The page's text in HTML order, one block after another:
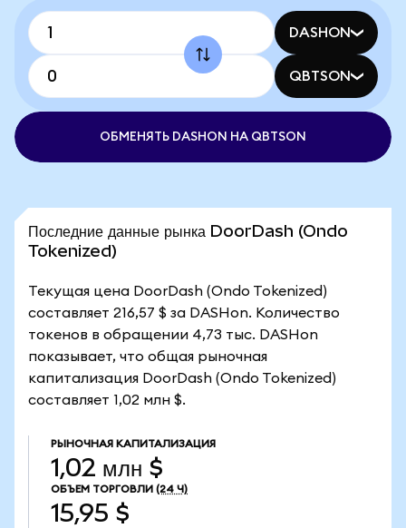
DASHON
QBTSON
ОБМЕНЯТЬ DASHON НА QBTSON
Последние данные рынка DoorDash (Ondo
Tokenized)
Текущая цена DoorDash (Ondo Tokenized)
составляет 216,57 $ за DASHon. Количество
токенов в обращении 4,73 тыс. DASHon
показывает, что общая рыночная
капитализация DoorDash (Ondo Tokenized)
составляет 1,02 млн $.
РЫНОЧНАЯ КАПИТАЛИЗАЦИЯ
1,02 млн $
ОБЪЕМ ТОРГОВЛИ (24 Ч)
15,95 $